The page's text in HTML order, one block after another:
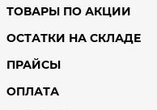
ТОВАРЫ ПО АКЦИИ
ОСТАТКИ НА СКЛАДЕ
ПРАЙСЫ
ОПЛАТА